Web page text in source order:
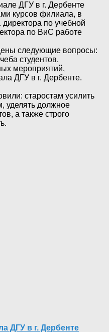
ДГУ в г. Дербенте
курсов филиала, в
по учебной
по ВиС работе
следующие вопросы:
студентов.
мероприятий,
ДГУ в г. Дербенте.
старостам усилить
уделять должное
а также строго
ДГУ в г. Дербенте